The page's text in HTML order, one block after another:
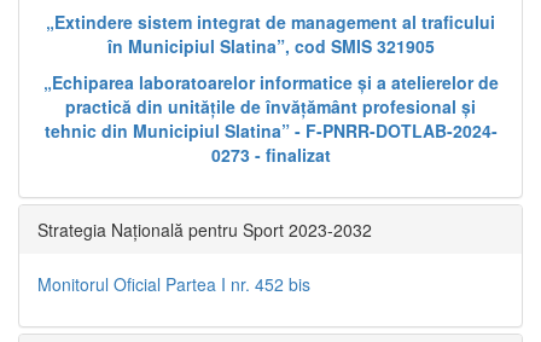
„Extindere sistem integrat de management al traficului
în Municipiul Slatina”, cod SMIS 321905
„Echiparea laboratoarelor informatice și a atelierelor de
practică din unitățile de învățământ profesional și
tehnic din Municipiul Slatina” - F-PNRR-DOTLAB-2024-
0273 - finalizat
Strategia Națională pentru Sport 2023-2032
Monitorul Oficial Partea I nr. 452 bis